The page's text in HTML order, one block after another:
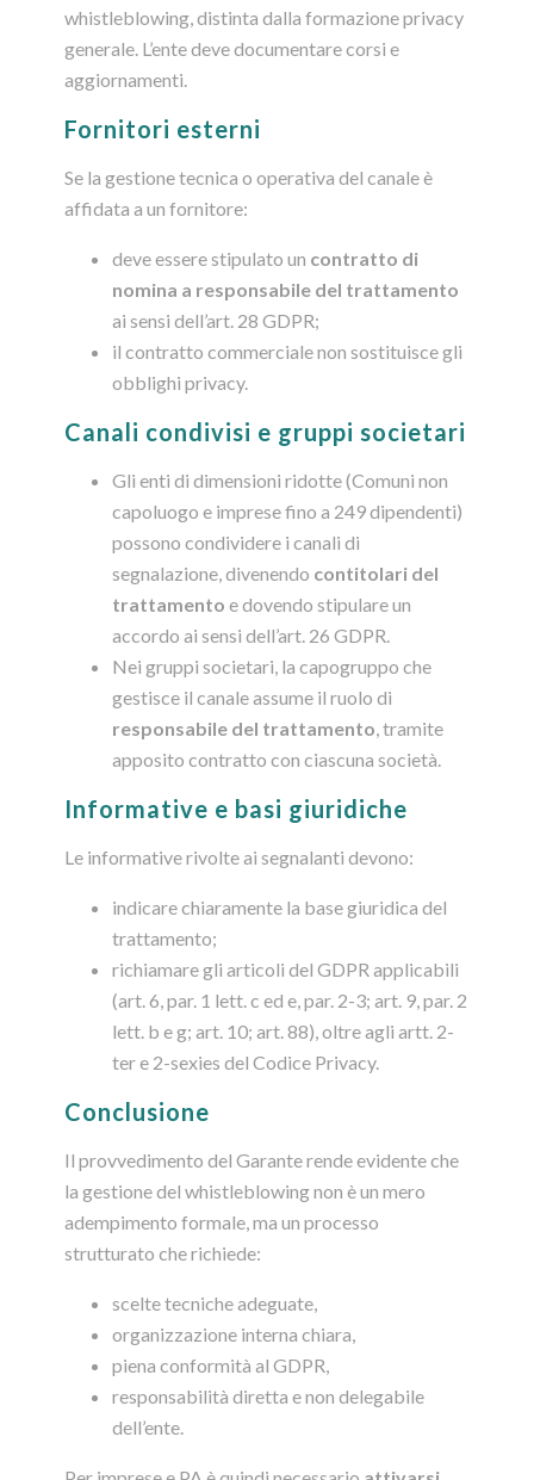
whistleblowing, distinta dalla formazione privacy
generale. L’ente deve documentare corsi e
aggiornamenti.
Fornitori esterni
Se la gestione tecnica o operativa del canale è
affidata a un fornitore:
deve essere stipulato un contratto di
nomina a responsabile del trattamento
ai sensi dell’art. 28 GDPR;
il contratto commerciale non sostituisce gli
obblighi privacy.
Canali condivisi e gruppi societari
Gli enti di dimensioni ridotte (Comuni non
capoluogo e imprese fino a 249 dipendenti)
possono condividere i canali di
segnalazione, divenendo contitolari del
trattamento e dovendo stipulare un
accordo ai sensi dell’art. 26 GDPR.
Nei gruppi societari, la capogruppo che
gestisce il canale assume il ruolo di
responsabile del trattamento, tramite
apposito contratto con ciascuna società.
Informative e basi giuridiche
Le informative rivolte ai segnalanti devono:
indicare chiaramente la base giuridica del
trattamento;
richiamare gli articoli del GDPR applicabili
(art. 6, par. 1 lett. c ed e, par. 2-3; art. 9, par. 2
lett. b e g; art. 10; art. 88), oltre agli artt. 2-
ter e 2-sexies del Codice Privacy.
Conclusione
Il provvedimento del Garante rende evidente che
la gestione del whistleblowing non è un mero
adempimento formale, ma un processo
strutturato che richiede:
scelte tecniche adeguate,
organizzazione interna chiara,
piena conformità al GDPR,
responsabilità diretta e non delegabile
dell’ente.